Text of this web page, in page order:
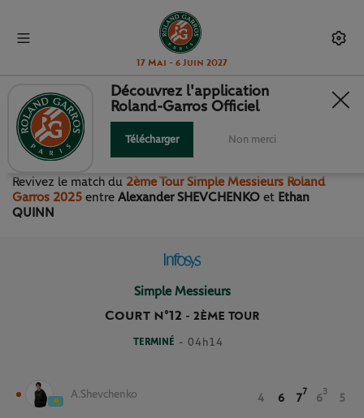
17 Mai - 6 Juin 2027
2ÈME TOUR SIMPLE
MESSIEURS
Revivez le match du 2ème Tour Simple Messieurs Roland
Garros 2025 entre Alexander SHEVCHENKO et Ethan
QUINN
Simple Messieurs
Court n°12 - 2ÈME TOUR
TERMINÉ - 04h14
A.Shevchenko 4 6 7
7
6
3
5
Découvrez l'application
Roland-Garros Officiel
Télécharger Non merci